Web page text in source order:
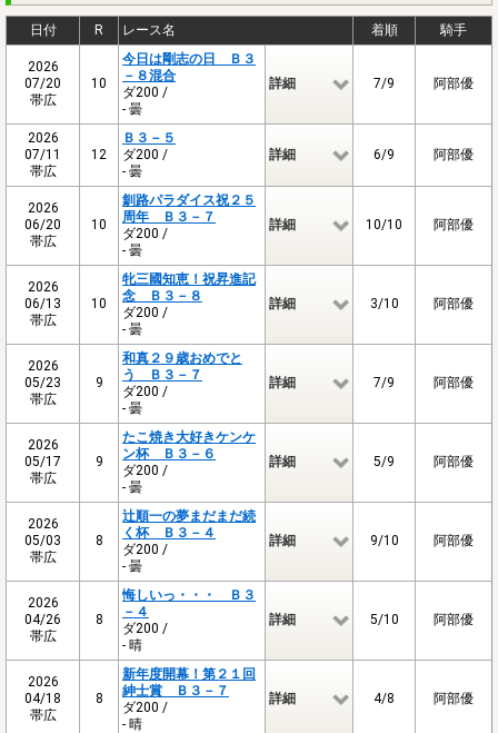
日付 R レース名 着順 騎手
2026
07/20
帯広
10
今日は剛志の日 Ｂ３
－８混合
ダ200 /
- 曇
詳細 7/9 阿部優
2026
07/11
帯広
12
Ｂ３－５
ダ200 /
- 曇
詳細 6/9 阿部優
2026
06/20
帯広
10
釧路パラダイス祝２５
周年 Ｂ３－７
ダ200 /
- 曇
詳細 10/10 阿部優
2026
06/13
帯広
10
牝三國知恵！祝昇進記
念 Ｂ３－８
ダ200 /
- 曇
詳細 3/10 阿部優
2026
05/23
帯広
9
和真２９歳おめでと
う Ｂ３－７
ダ200 /
- 曇
詳細 7/9 阿部優
2026
05/17
帯広
9
たこ焼き大好きケンケ
ン杯 Ｂ３－６
ダ200 /
- 曇
詳細 5/9 阿部優
2026
05/03
帯広
8
辻順一の夢まだまだ続
く杯 Ｂ３－４
ダ200 /
- 曇
詳細 9/10 阿部優
2026
04/26
帯広
8
悔しいっ・・・ Ｂ３
－４
ダ200 /
- 晴
詳細 5/10 阿部優
2026
04/18
帯広
8
新年度開幕！第２１回
紳士賞 Ｂ３－７
ダ200 /
- 晴
詳細 4/8 阿部優